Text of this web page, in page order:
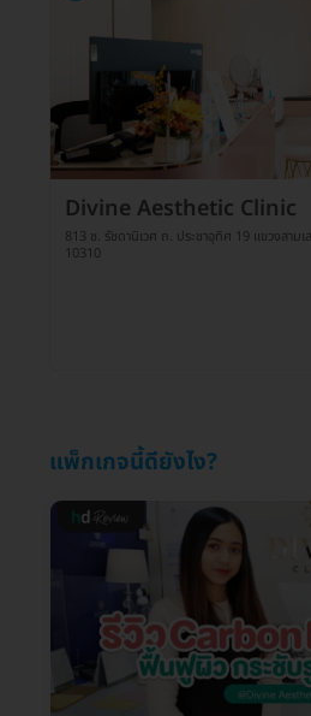
Divine Aesthetic Clinic
813 ซ. รัชดานิเวศ ถ. ประชาอุทิศ 19 แขวงสาม
10310
แพ็กเกจนี้ดียังไง?